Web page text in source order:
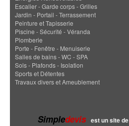
Escalier - Garde corps - Grilles
Jardin - Portail - Terrassement
Peinture et Tapisserie
Piscine - Sécurité - Véranda
Plomberie
Porte - Fenêtre - Menuiserie
Salles de bains - WC - SPA
Sols - Plafonds - Isolation
Sports et Détentes
Travaux divers et Ameublement
Simpledevis est un site de